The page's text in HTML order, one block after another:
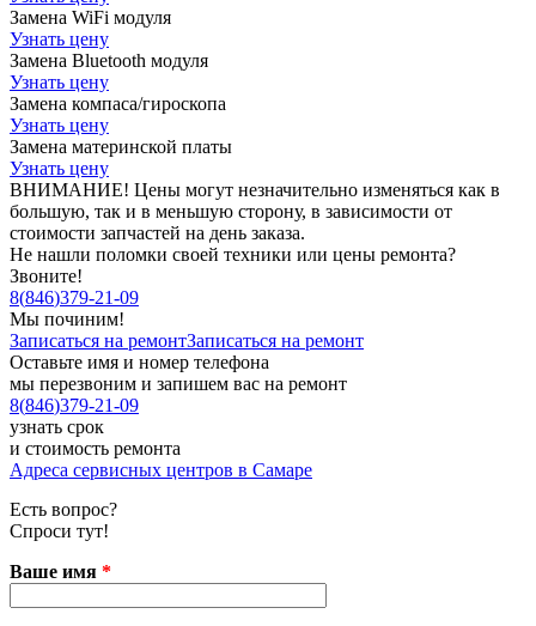
Замена WiFi модуля
Узнать цену
Замена Bluetooth модуля
Узнать цену
Замена компаса/гироскопа
Узнать цену
Замена материнской платы
Узнать цену
ВНИМАНИЕ! Цены могут незначительно изменяться как в
большую, так и в меньшую сторону, в зависимости от
стоимости запчастей на день заказа.
Не нашли поломки своей техники или цены ремонта?
Звоните!
8(846)379-21-09
Мы починим!
Записаться на ремонтЗаписаться на ремонт
Оставьте имя и номер телефона
мы перезвоним и запишем вас на ремонт
8(846)379-21-09
узнать срок
и стоимость ремонта
Адреса сервисных центров в Самаре
Есть вопрос?
Спроси тут!
Ваше имя *